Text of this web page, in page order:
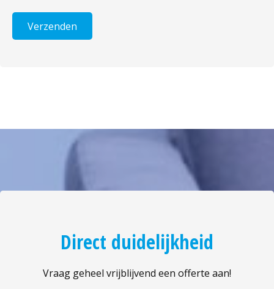
Direct duidelijkheid
Vraag geheel vrijblijvend een offerte aan!